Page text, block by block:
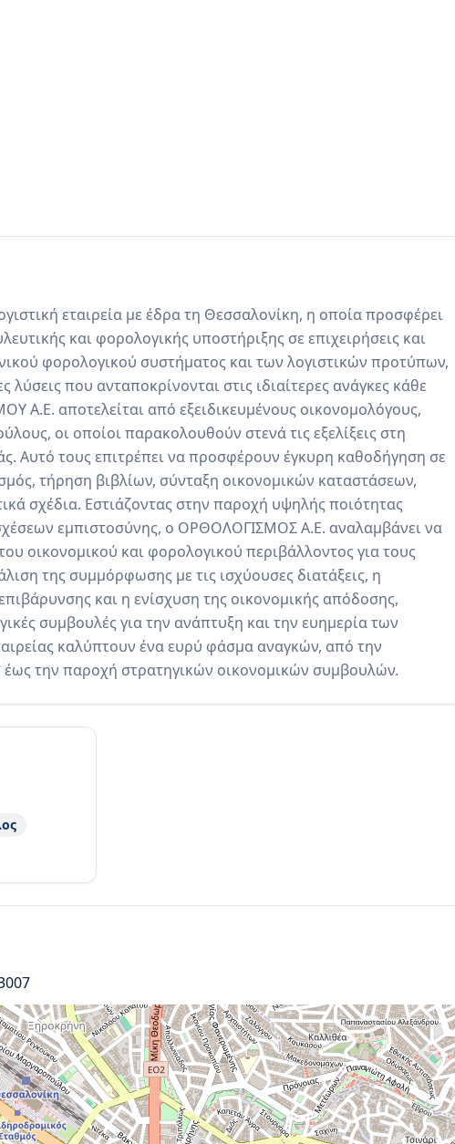
εταιρεία με έδρα τη Θεσσαλονίκη, η οποία προσφέρει
και φορολογικής υποστήριξης σε επιχειρήσεις και
φορολογικού συστήματος και των λογιστικών προτύπων,
λύσεις που ανταποκρίνονται στις ιδιαίτερες ανάγκες κάθε
Α.Ε. αποτελείται από εξειδικευμένους οικονομολόγους,
οι οποίοι παρακολουθούν στενά τις εξελίξεις στη
Αυτό τους επιτρέπει να προσφέρουν έγκυρη καθοδήγηση σε
τήρηση βιβλίων, σύνταξη οικονομικών καταστάσεων,
σχέδια. Εστιάζοντας στην παροχή υψηλής ποιότητας
εμπιστοσύνης, ο ΟΡΘΟΛΟΓΙΣΜΟΣ Α.Ε. αναλαμβάνει να
οικονομικού και φορολογικού περιβάλλοντος για τους
της συμμόρφωσης με τις ισχύουσες διατάξεις, η
και η ενίσχυση της οικονομικής απόδοσης,
συμβουλές για την ανάπτυξη και την ευημερία των
καλύπτουν ένα ευρύ φάσμα αναγκών, από την
έως την παροχή στρατηγικών οικονομικών συμβουλών.